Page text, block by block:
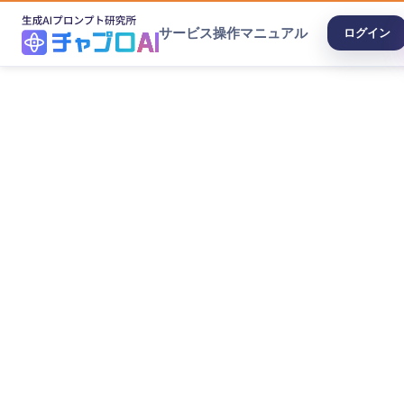
サービス操作マニュアル ログイン